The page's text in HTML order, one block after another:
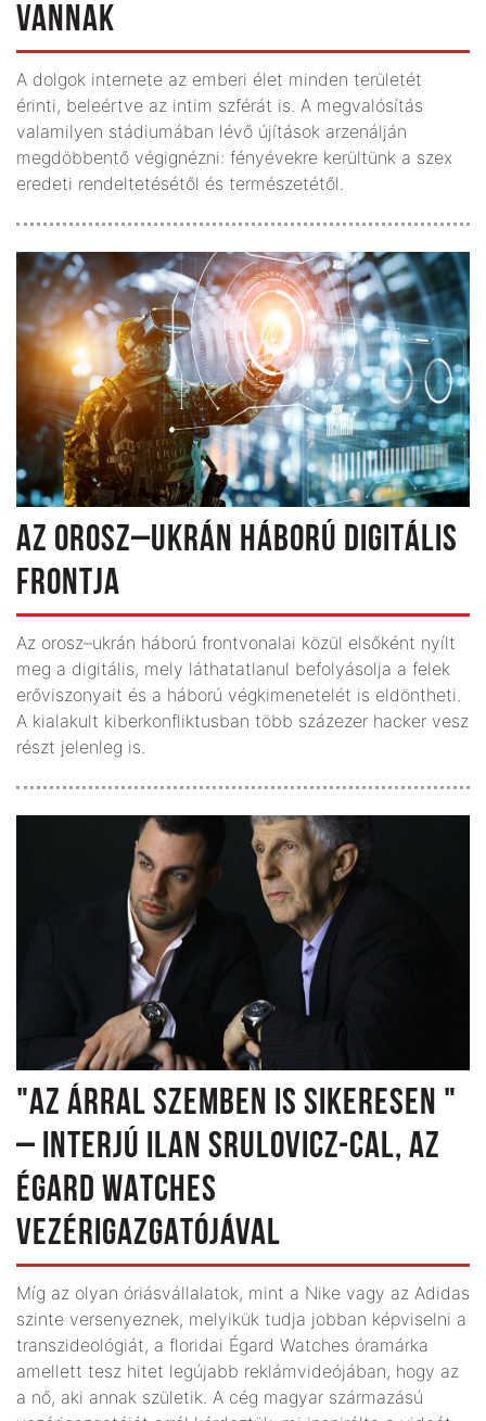
VANNAK
A dolgok internete az emberi élet minden területét
érinti, beleértve az intim szférát is. A megvalósítás
valamilyen stádiumában lévő újítások arzenálján
megdöbbentő végignézni: fényévekre kerültünk a szex
eredeti rendelte­tésétől és természetétől.
AZ OROSZ–UKRÁN HÁBORÚ DIGITÁLIS
FRONTJA
Az orosz–ukrán háború frontvonalai közül elsőként nyílt
meg a digitális, mely láthatatlanul befolyásolja a felek
erőviszonyait és a háború végkimenetelét is eldöntheti.
A kialakult kiberkonfliktusban több százezer hacker vesz
részt jelenleg is.
"AZ ÁRRAL SZEMBEN IS SIKERESEN "
– INTERJÚ ILAN SRULOVICZ-CAL, AZ
ÉGARD WATCHES
VEZÉRIGAZGATÓJÁVAL
Míg az olyan óriásvállalatok, mint a Nike vagy az Adidas
szinte versenyeznek, melyikük tudja jobban képviselni a
transzideológiát, a floridai Égard Watches óramárka
amellett tesz hitet legújabb reklámvideójában, hogy az
a nő, aki annak születik. A cég magyar származású